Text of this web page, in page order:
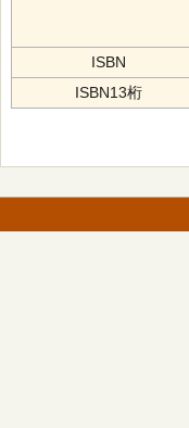
ISBN
ISBN13桁